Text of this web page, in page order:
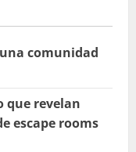
comunidad
que revelan
escape rooms